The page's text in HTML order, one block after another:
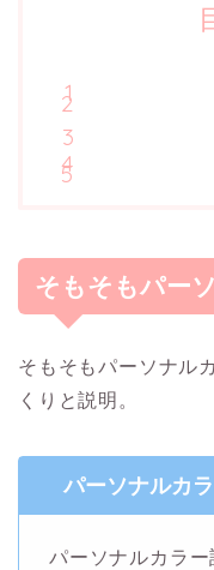
そもそもパー
そもそもパーソナル
くりと説明。
パーソナルカ
パーソナルカラ